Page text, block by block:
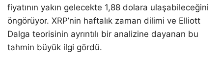
fiyatının yakın gelecekte 1,88 dolara ulaşabileceğini
öngörüyor. XRP’nin haftalık zaman dilimi ve Elliott
Dalga teorisinin ayrıntılı bir analizine dayanan bu
tahmin büyük ilgi gördü.